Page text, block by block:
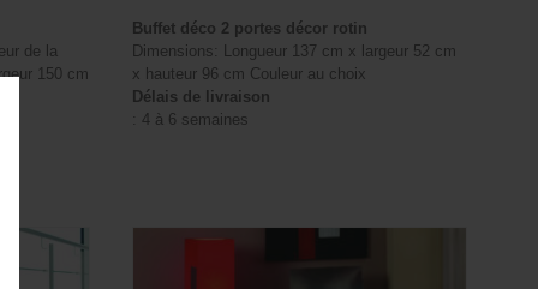
de la
150 cm
Buffet déco 2 portes décor rotin
Dimensions: Longueur 137 cm x largeur 52 cm
x hauteur 96 cm Couleur au choix
Délais de livraison
: 4 à 6 semaines